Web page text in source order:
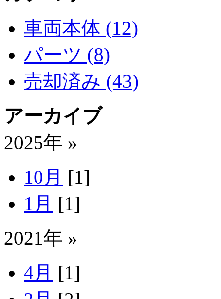
車両本体 (12)
パーツ (8)
売却済み (43)
アーカイブ
2025年 »
10月 [1]
1月 [1]
2021年 »
4月 [1]